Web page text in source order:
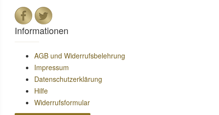
Informationen
AGB und Widerrufsbelehrung
Impressum
Datenschutzerklärung
Hilfe
Widerrufsformular